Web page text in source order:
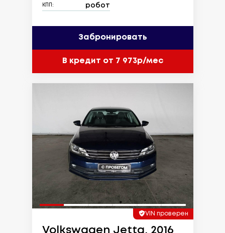
КПП: робот
Забронировать
В кредит от 7 973р/мес
VIN проверен
Volkswagen Jetta, 2016